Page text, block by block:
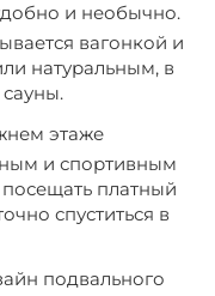
и необычно.
вагонкой и
натуральным, в
этаже
и спортивным
платный
спуститься в
подвального